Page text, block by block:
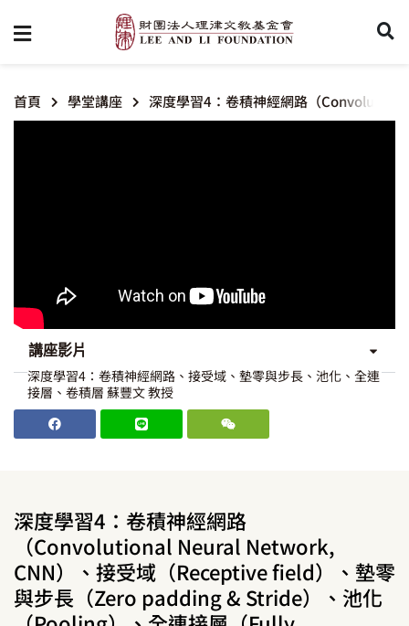
首頁 學堂講座 深度學習4：卷積神經網路（
講座影片
深度學習4：卷積神經網路、接受域、墊零與步長、池化、全連
接層、卷積層 蘇豐文 教授
深度學習4：卷積神經網路
（Convolutional Neural Network,
CNN）、接受域（Receptive field）、墊零
與步長（Zero padding & Stride）、池化